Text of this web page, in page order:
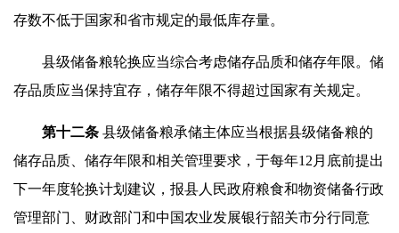
存数不低于国家和省市规定的最低库存量。
县级储备粮轮换应当综合考虑储存品质和储存年限。储
存品质应当保持宜存，储存年限不得超过国家有关规定。
第十二条 县级储备粮承储主体应当根据县级储备粮的
储存品质、储存年限和相关管理要求，于每年12月底前提出
下一年度轮换计划建议，报县人民政府粮食和物资储备行政
管理部门、财政部门和中国农业发展银行韶关市分行同意